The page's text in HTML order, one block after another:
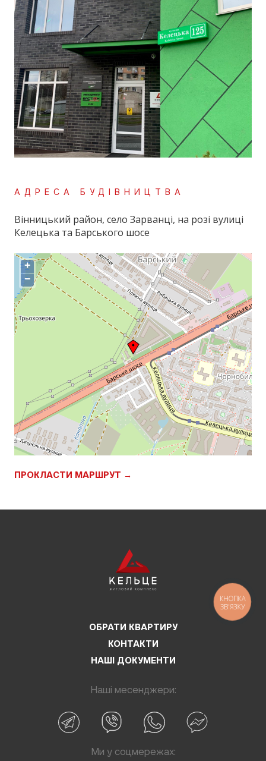
АДРЕСА БУДІВНИЦТВА
Вінницький район, село Зарванці, на розі вулиці
Келецька та Барського шосе
+
−
ПРОКЛАСТИ МАРШРУТ →
ОБРАТИ КВАРТИРУ
КОНТАКТИ
НАШІ ДОКУМЕНТИ
Наші месенджери:
Ми у соцмережах:
КНОПКА
ЗВ'ЯЗКУ